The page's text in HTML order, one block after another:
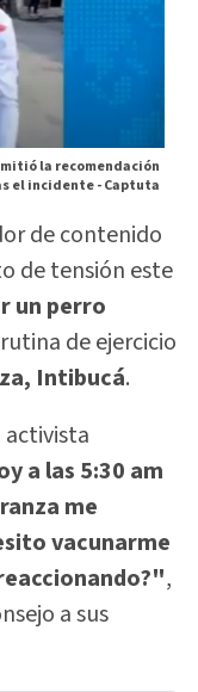
la recomendación
el incidente -Captuta
de contenido
de tensión este
un perro
de ejercicio
Intibucá.
activista
a las 5:30 am
me
vacunarme
,
a sus